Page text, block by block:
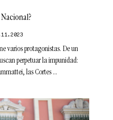
varios protagonistas. De un
perpetuar la impunidad:
las Cortes